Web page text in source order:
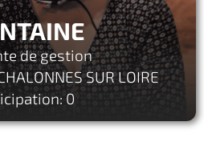
de gestion
SUR LOIRE
0